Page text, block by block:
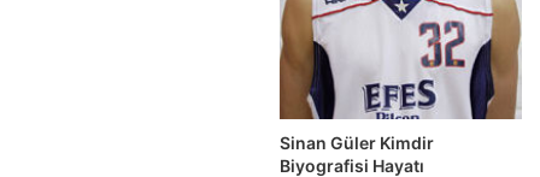
Sinan Güler Kimdir
Biyografisi Hayatı